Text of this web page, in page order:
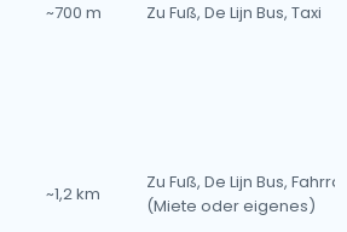
~700 m Zu Fuß, De Lijn Bus, Taxi
~1,2 km
Zu Fuß, De Lijn Bus,
(Miete oder eigenes)